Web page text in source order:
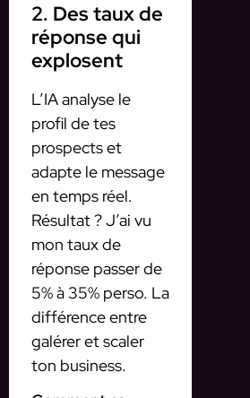
2. Des taux de
réponse qui
explosent
L’IA analyse le
profil de tes
prospects et
adapte le message
en temps réel.
Résultat ? J’ai vu
mon taux de
réponse passer de
5% à 35% perso. La
différence entre
galérer et scaler
ton business.